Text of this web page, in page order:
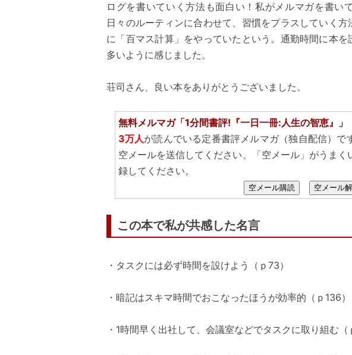
ログを書いていく方法も面白い！私がメルマガを書い
日々のルーティンに合わせて、習慣をプラスしていく
に「百マス計算」をやっていたという。通勤時間に本
多いように感じました。
荘司さん、良い本をありがとうございました。
無料メルマガ「1分間書評!『一日一冊:人生の智恵』」
3万人が読んでいる定番書評メルマガ（独自配信）で
空メールを送信してください。「空メール」がうまく
録してください。
空メール購読 空メール
この本で私が共感した名言
・タスクには必ず時間を設けよう（ｐ73）
・暗記はスキマ時間でおこなったほうが効率的（ｐ136）
・1時間早く出社して、会議室などでタスクに取り組む（